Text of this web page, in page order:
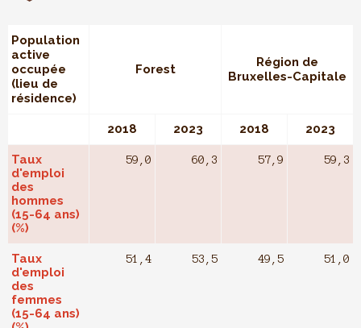
Population
active
occupée
(lieu de
résidence)
Forest
Région de
Bruxelles-Capitale
2018 2023 2018 2023
Taux
d'emploi
des
hommes
(15-64 ans)
(%)
59,0 60,3 57,9 59,3
Taux
d'emploi
des
femmes
(15-64 ans)
51,4 53,5 49,5 51,0